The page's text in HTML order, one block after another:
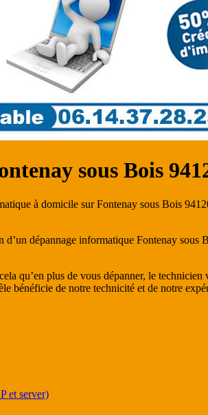
sous Bois
à domicile sur Fontenay sous Bois
d’un dépannage informatique Fontenay
qu’en plus de vous dépanner, le
bénéficie de notre technicité et de notre
et server)